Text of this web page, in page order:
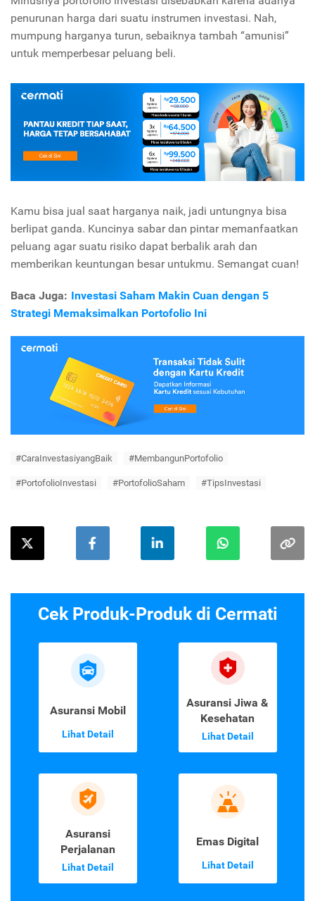
penurunan harga dari suatu instrumen investasi. Nah,
mumpung harganya turun, sebaiknya tambah “amunisi”
untuk memperbesar peluang beli.
Kamu bisa jual saat harganya naik, jadi untungnya bisa
berlipat ganda. Kuncinya sabar dan pintar memanfaatkan
peluang agar suatu risiko dapat berbalik arah dan
memberikan keuntungan besar untukmu. Semangat cuan!
Baca Juga: Investasi Saham Makin Cuan dengan 5
Strategi Memaksimalkan Portofolio Ini
#CaraInvestasiyangBaik #MembangunPortofolio
#PortofolioInvestasi #PortofolioSaham #TipsInvestasi
Cek Produk-Produk di Cermati
Asuransi Mobil
Lihat Detail
Asuransi Jiwa &
Kesehatan
Lihat Detail
Asuransi
Perjalanan
Lihat Detail
Emas Digital
Lihat Detail